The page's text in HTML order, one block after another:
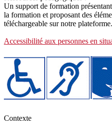
Un support de formation
la formation et proposant des
téléchargeable sur notre plateforme.
Accessibilité aux personnes en
Contexte